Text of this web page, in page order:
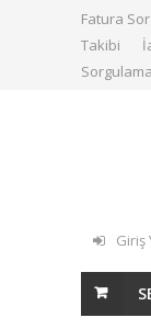
Fatura
Takibi
Sorgulama
Giriş